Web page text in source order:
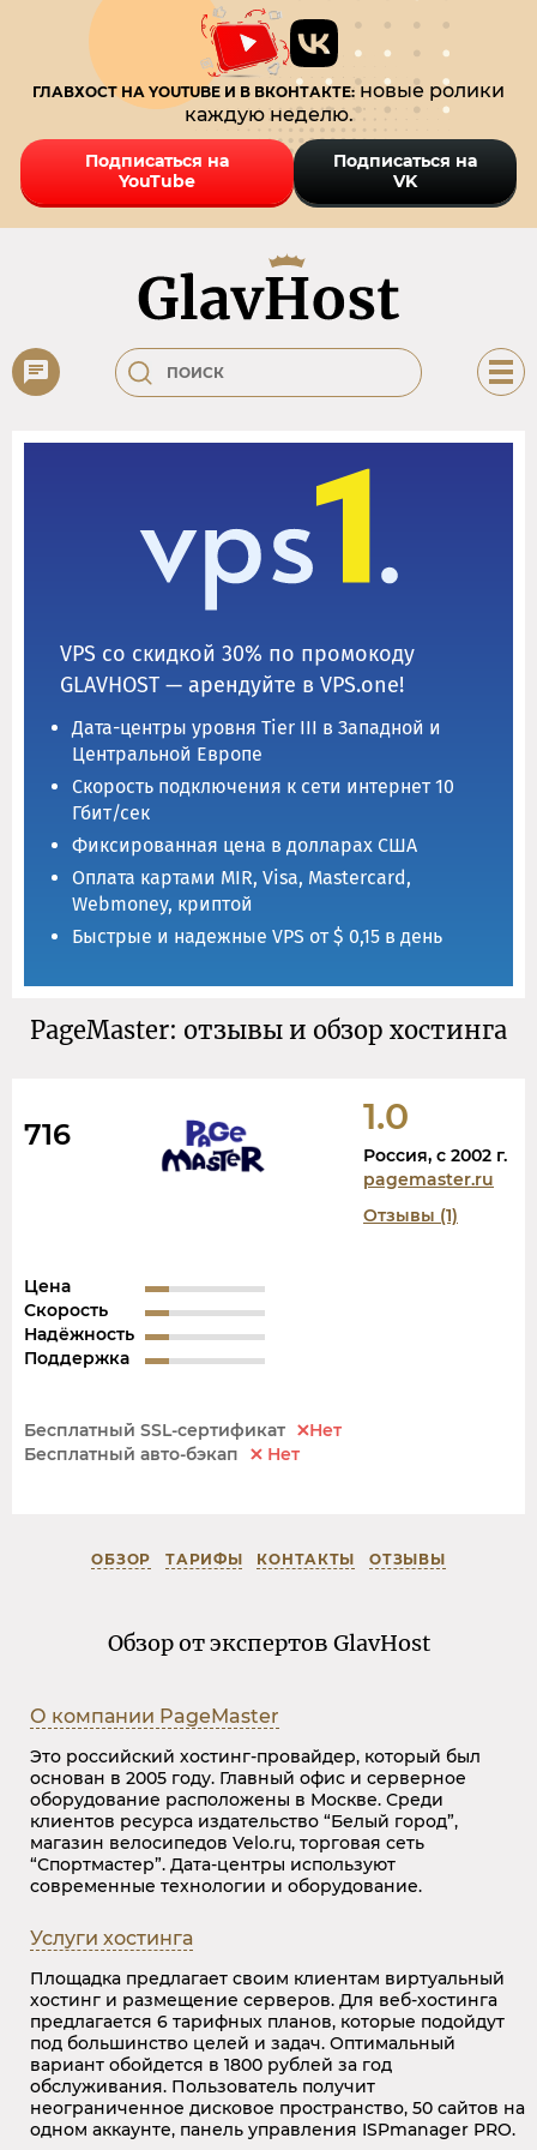
ГЛАВХОСТ НА YOUTUBE И В ВКОНТАКТЕ:новые ролики
каждую неделю.
Подписаться на
YouTube
Подписаться на
VK
VPS со скидкой 30% по промокоду
GLAVHOST — арендуйте в VPS.one!
Дата-центры уровня Tier III в Западной и
Центральной Европе
Скорость подключения к сети интернет 10
Гбит/сек
Фиксированная цена в долларах США
Оплата картами MIR, Visa, Mastercard,
Webmoney, криптой
Быстрые и надежные VPS от $ 0,15 в день
PageMaster: отзывы и обзор хостинга
716 1.0
Россия, c 2002 г.
pagemaster.ru
Отзывы (1)
Цена
Скорость
Надёжность
Поддержка
Бесплатный SSL-сертификат
Нет
Бесплатный авто-бэкап
Нет
ОБЗОР ТАРИФЫ КОНТАКТЫ ОТЗЫВЫ
Обзор от экспертов GlavHost
О компании PageMaster
Это российский хостинг-провайдер, который был
основан в 2005 году. Главный офис и серверное
оборудование расположены в Москве. Среди
клиентов ресурса издательство “Белый город”,
магазин велосипедов Velo.ru, торговая сеть
“Спортмастер”. Дата-центры используют
современные технологии и оборудование.
Услуги хостинга
Площадка предлагает своим клиентам виртуальный
хостинг и размещение серверов. Для веб-хостинга
предлагается 6 тарифных планов, которые подойдут
под большинство целей и задач. Оптимальный
вариант обойдется в 1800 рублей за год
обслуживания. Пользователь получит
неограниченное дисковое пространство, 50 сайтов на
одном аккаунте, панель управления ISPmanager PRO.